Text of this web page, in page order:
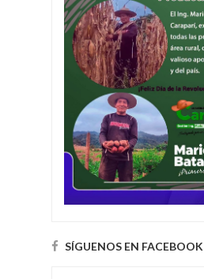
SÍGUENOS EN FACEBOOK